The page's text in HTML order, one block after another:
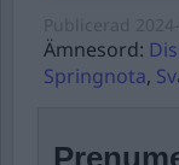
Ämnesord:
Springnota,